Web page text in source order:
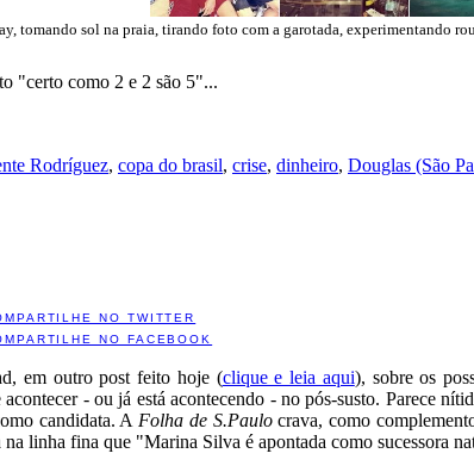
tomando sol na praia, tirando foto com a garotada, experimentando
"certo como 2 e 2 são 5"...
Rodríguez, copa do brasil, crise, dinheiro, Douglas (São
NO TWITTER
NO FACEBOOK
em outro post feito hoje (clique e leia aqui), sobre os
- ou já está acontecendo - no pós-susto. Parece
candidata. A Folha de S.Paulocrava, como
linha fina que "Marina Silva é apontada como sucessora